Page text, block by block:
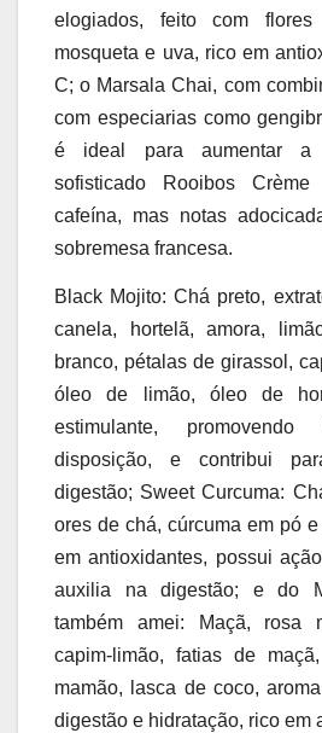
elogiados, feito com
mosqueta e uva, rico em
C; o Marsala Chai, com
com especiarias como
é ideal para aumentar a
sofisticado Rooibos
cafeína, mas notas
sobremesa francesa.
Black Mojito: Chá preto,
canela, hortelã, amora,
branco, pétalas de girassol,
óleo de limão, óleo de
estimulante,
disposição, e contribui
digestão; Sweet Curcuma:
ores de chá, cúrcuma em pó
em antioxidantes, possui
auxilia na digestão; e do
também amei: Maçã, rosa
capim-limão, fatias de
mamão, lasca de coco,
digestão e hidratação, rico em